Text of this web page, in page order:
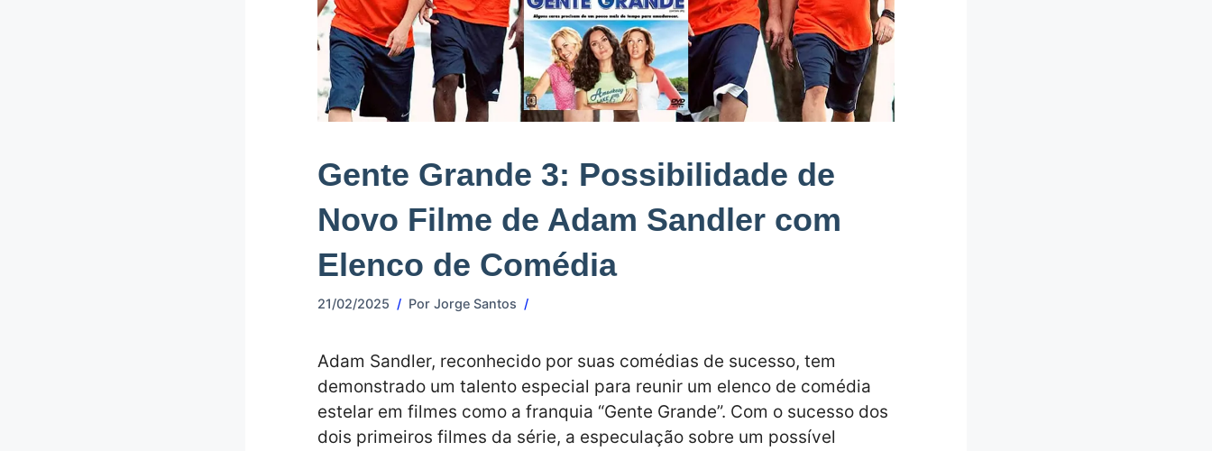
Gente Grande 3: Possibilidade de
Novo Filme de Adam Sandler com
Elenco de Comédia
21/02/2025 Por Jorge Santos
Adam Sandler, reconhecido por suas comédias de sucesso, tem
demonstrado um talento especial para reunir um elenco de comédia
estelar em filmes como a franquia “Gente Grande”. Com o sucesso dos
dois primeiros filmes da série, a especulação sobre um possível